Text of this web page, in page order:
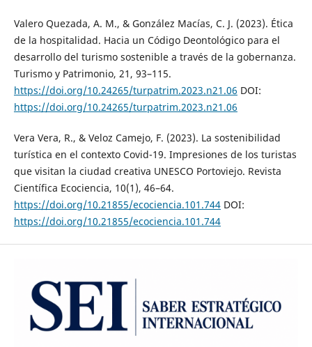
Valero Quezada, A. M., & González Macías, C. J. (2023). Ética
de la hospitalidad. Hacia un Código Deontológico para el
desarrollo del turismo sostenible a través de la gobernanza.
Turismo y Patrimonio, 21, 93–115.
https://doi.org/10.24265/turpatrim.2023.n21.06 DOI:
https://doi.org/10.24265/turpatrim.2023.n21.06
Vera Vera, R., & Veloz Camejo, F. (2023). La sostenibilidad
turística en el contexto Covid-19. Impresiones de los turistas
que visitan la ciudad creativa UNESCO Portoviejo. Revista
Científica Ecociencia, 10(1), 46–64.
https://doi.org/10.21855/ecociencia.101.744DOI:
https://doi.org/10.21855/ecociencia.101.744